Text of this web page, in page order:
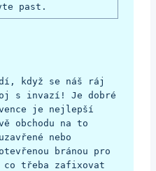
past.
když se náš ráj
s invazí! Je dobré
je nejlepší
obchodu na to
nebo
bránou pro
co třeba zafixovat